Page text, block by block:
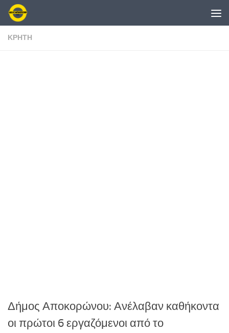
Skip to content
ΚΡΗΤΗ
Δήμος Αποκορώνου: Ανέλαβαν καθήκοντα
οι πρώτοι 6 εργαζόμενοι από το